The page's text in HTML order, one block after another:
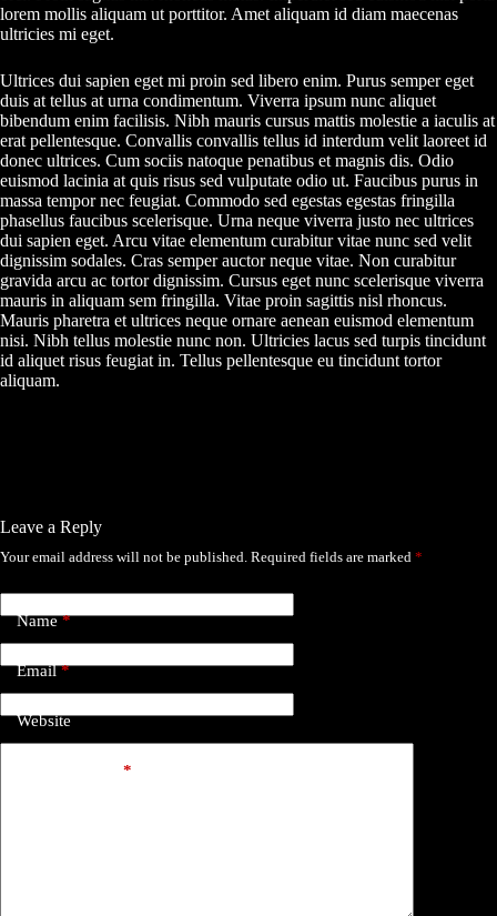
lorem mollis aliquam ut porttitor. Amet aliquam id diam maecenas
ultricies mi eget.
Ultrices dui sapien eget mi proin sed libero enim. Purus semper eget
duis at tellus at urna condimentum. Viverra ipsum nunc aliquet
bibendum enim facilisis. Nibh mauris cursus mattis molestie a iaculis at
erat pellentesque. Convallis convallis tellus id interdum velit laoreet id
donec ultrices. Cum sociis natoque penatibus et magnis dis. Odio
euismod lacinia at quis risus sed vulputate odio ut. Faucibus purus in
massa tempor nec feugiat. Commodo sed egestas egestas fringilla
phasellus faucibus scelerisque. Urna neque viverra justo nec ultrices
dui sapien eget. Arcu vitae elementum curabitur vitae nunc sed velit
dignissim sodales. Cras semper auctor neque vitae. Non curabitur
gravida arcu ac tortor dignissim. Cursus eget nunc scelerisque viverra
mauris in aliquam sem fringilla. Vitae proin sagittis nisl rhoncus.
Mauris pharetra et ultrices neque ornare aenean euismod elementum
nisi. Nibh tellus molestie nunc non. Ultricies lacus sed turpis tincidunt
id aliquet risus feugiat in. Tellus pellentesque eu tincidunt tortor
aliquam.
Leave a Reply
Your email address will not be published. Required fields are marked *
Name*
Email*
Website
*